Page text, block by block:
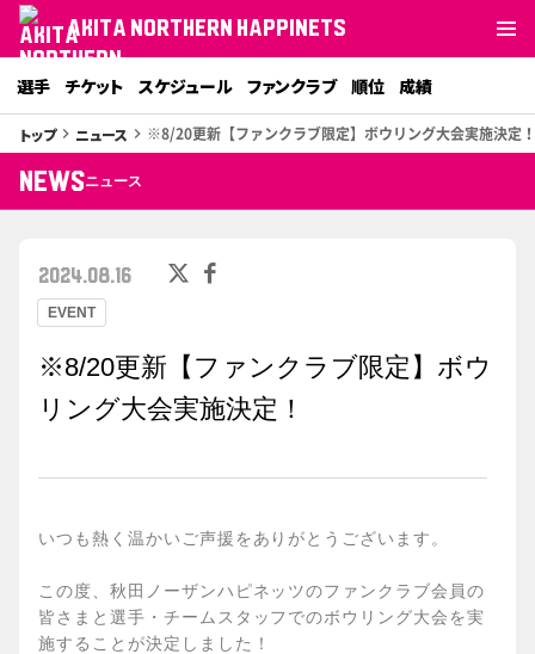
AKITA NORTHERN HAPPINETS
選手 チケット スケジュール ファンクラブ 順位 成績
トップkeyboard_arrow_right ニュース keyboard_arrow_right ※8/20更新【ファンクラブ限定】ボウリング大会実施決定！
NEWSニュース
EVENT
2024.08.16
※8/20更新【ファンクラブ限定】ボウ
リング大会実施決定！
いつも熱く温かいご声援をありがとうございます。
この度、秋田ノーザンハピネッツのファンクラブ会員の
皆さまと選手・チームスタッフでのボウリング大会を実
施することが決定しました！